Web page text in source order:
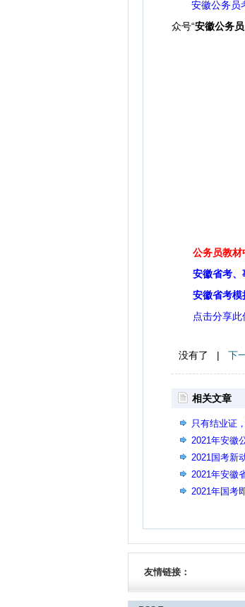
安徽公务员
众号“安徽公务
公务员教
安徽省考、
安徽省考模
点击分享此
没有了 | 下
相关文章
只有结业证
2021年安徽
2021国考新
2021年安徽
2021年国考
友情链接：